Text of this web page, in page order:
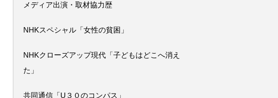
メディア出演・取材協力歴
NHKスペシャル「女性の貧困」
NHKクローズアップ現代「子どもはどこへ消え
た」
共同通信「U３０のコンパス」